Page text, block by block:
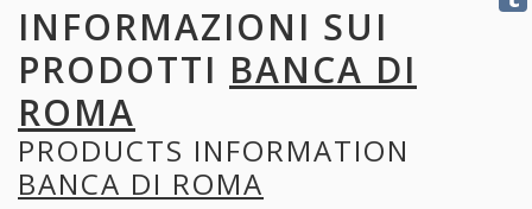
INFORMAZIONI SUI
PRODOTTI BANCA DI
ROMA
PRODUCTS INFORMATION
BANCA DI ROMA